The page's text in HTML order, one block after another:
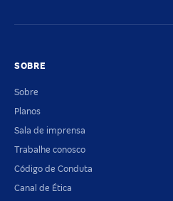
SOBRE
Sobre
Planos
Sala de imprensa
Trabalhe conosco
Código de Conduta
Canal de Ética